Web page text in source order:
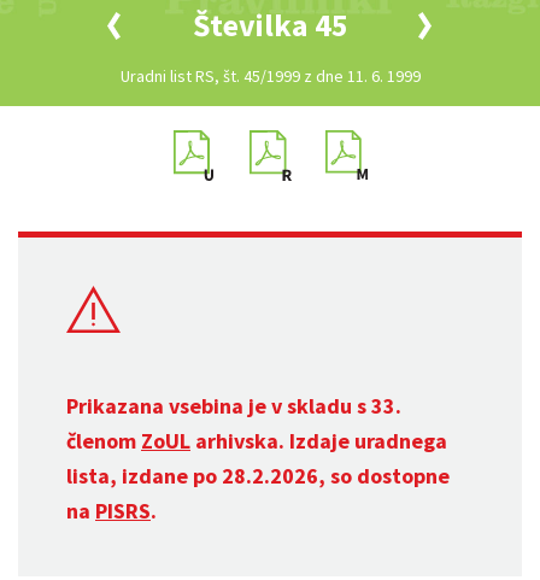
Številka 45
Uradni list RS, št. 45/1999 z dne 11. 6. 1999
Prikazana vsebina je v skladu s 33.
členom ZoUL arhivska. Izdaje uradnega
lista, izdane po 28.2.2026, so dostopne
na PISRS.